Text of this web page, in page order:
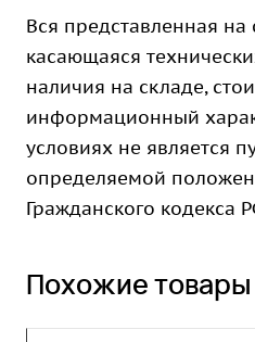
Вся представленная
касающаяся
наличия на складе,
информационный
условиях не является
определяемой
Гражданского кодекса
Похожие товары